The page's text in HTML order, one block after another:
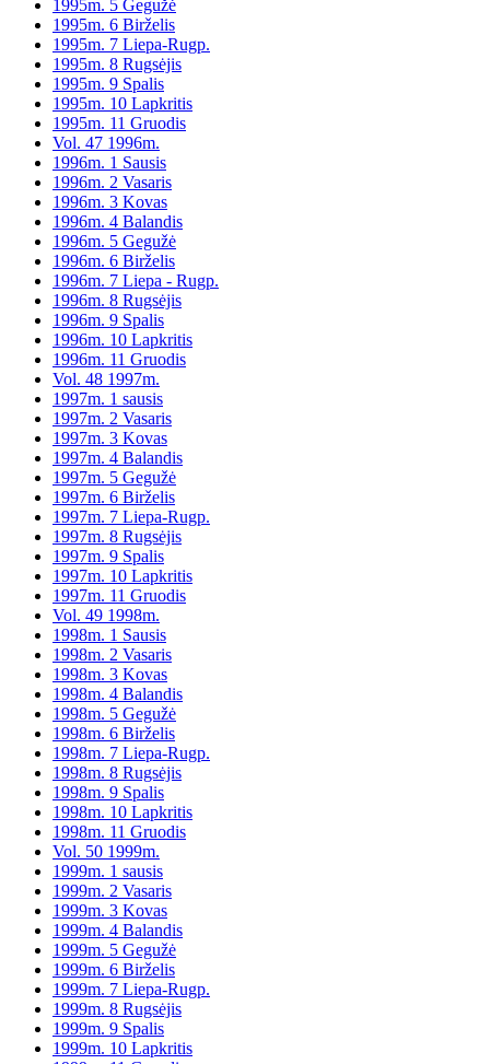
1995m. 5 Gegužė
1995m. 6 Birželis
1995m. 7 Liepa-Rugp.
1995m. 8 Rugsėjis
1995m. 9 Spalis
1995m. 10 Lapkritis
1995m. 11 Gruodis
Vol. 47 1996m.
1996m. 1 Sausis
1996m. 2 Vasaris
1996m. 3 Kovas
1996m. 4 Balandis
1996m. 5 Gegužė
1996m. 6 Birželis
1996m. 7 Liepa - Rugp.
1996m. 8 Rugsėjis
1996m. 9 Spalis
1996m. 10 Lapkritis
1996m. 11 Gruodis
Vol. 48 1997m.
1997m. 1 sausis
1997m. 2 Vasaris
1997m. 3 Kovas
1997m. 4 Balandis
1997m. 5 Gegužė
1997m. 6 Birželis
1997m. 7 Liepa-Rugp.
1997m. 8 Rugsėjis
1997m. 9 Spalis
1997m. 10 Lapkritis
1997m. 11 Gruodis
Vol. 49 1998m.
1998m. 1 Sausis
1998m. 2 Vasaris
1998m. 3 Kovas
1998m. 4 Balandis
1998m. 5 Gegužė
1998m. 6 Birželis
1998m. 7 Liepa-Rugp.
1998m. 8 Rugsėjis
1998m. 9 Spalis
1998m. 10 Lapkritis
1998m. 11 Gruodis
Vol. 50 1999m.
1999m. 1 sausis
1999m. 2 Vasaris
1999m. 3 Kovas
1999m. 4 Balandis
1999m. 5 Gegužė
1999m. 6 Birželis
1999m. 7 Liepa-Rugp.
1999m. 8 Rugsėjis
1999m. 9 Spalis
1999m. 10 Lapkritis